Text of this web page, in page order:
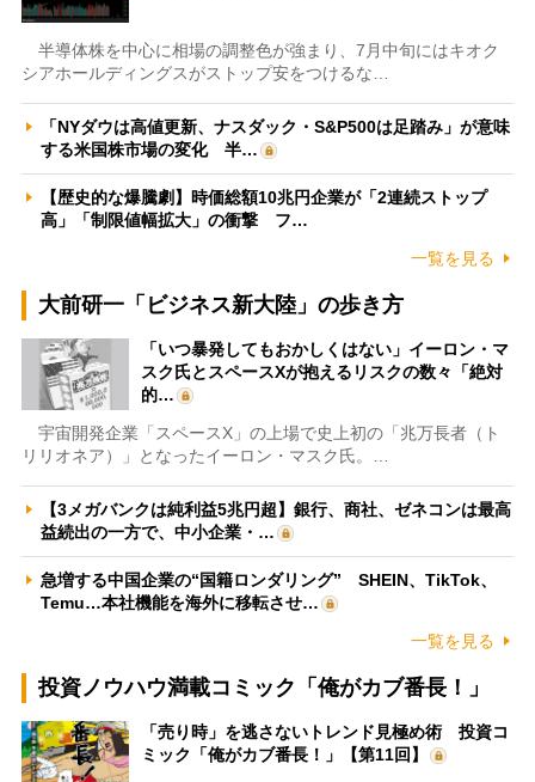
半導体株を中心に相場の調整色が強まり、7月中旬にはキオク
シアホールディングスがストップ安をつけるな…
「NYダウは高値更新、ナスダック・S&P500は足踏み」が意味
する米国株市場の変化 半…
【歴史的な爆騰劇】時価総額10兆円企業が「2連続ストップ
高」「制限値幅拡大」の衝撃 フ…
一覧を見る
大前研一「ビジネス新大陸」の歩き方
「いつ暴発してもおかしくはない」イーロン・マ
スク氏とスペースXが抱えるリスクの数々「絶対
的…
宇宙開発企業「スペースX」の上場で史上初の「兆万長者（ト
リリオネア）」となったイーロン・マスク氏。…
【3メガバンクは純利益5兆円超】銀行、商社、ゼネコンは最高
益続出の一方で、中小企業・…
急増する中国企業の“国籍ロンダリング” SHEIN、TikTok、
Temu…本社機能を海外に移転させ…
一覧を見る
投資ノウハウ満載コミック「俺がカブ番長！」
「売り時」を逃さないトレンド見極め術 投資コ
ミック「俺がカブ番長！」【第11回】